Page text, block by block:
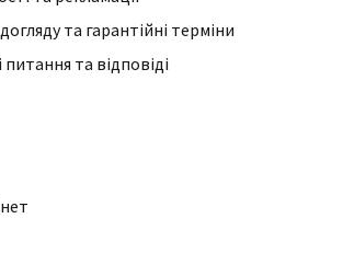
та гарантійні терміни
та відповіді